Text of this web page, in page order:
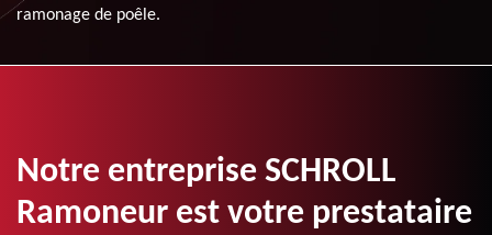
ramonage de poêle.
Notre entreprise SCHROLL
Ramoneur est votre prestataire